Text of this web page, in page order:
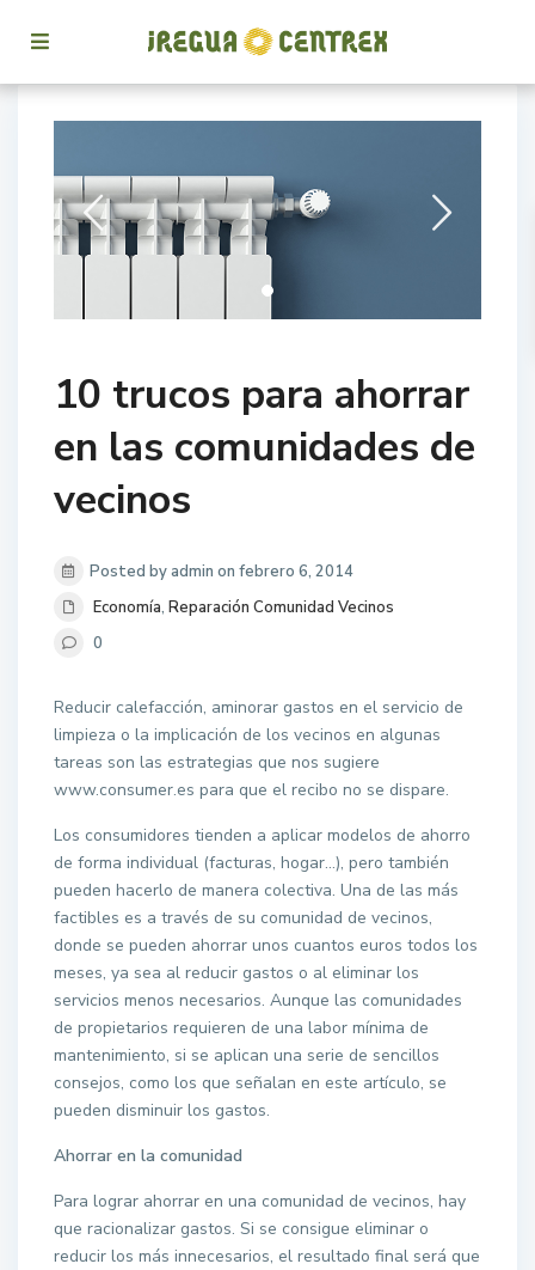
10 trucos para ahorrar
en las comunidades de
vecinos
Posted by admin on febrero 6, 2014
Economía,Reparación Comunidad Vecinos
0
Reducir calefacción, aminorar gastos en el servicio de
limpieza o la implicación de los vecinos en algunas
tareas son las estrategias que nos sugiere
www.consumer.es para que el recibo no se dispare.
Los consumidores tienden a aplicar modelos de ahorro
de forma individual (facturas, hogar…), pero también
pueden hacerlo de manera colectiva. Una de las más
factibles es a través de su comunidad de vecinos,
donde se pueden ahorrar unos cuantos euros todos los
meses, ya sea al reducir gastos o al eliminar los
servicios menos necesarios. Aunque las comunidades
de propietarios requieren de una labor mínima de
mantenimiento, si se aplican una serie de sencillos
consejos, como los que señalan en este artículo, se
pueden disminuir los gastos.
Ahorrar en la comunidad
Para lograr ahorrar en una comunidad de vecinos, hay
que racionalizar gastos. Si se consigue eliminar o
reducir los más innecesarios, el resultado final será que